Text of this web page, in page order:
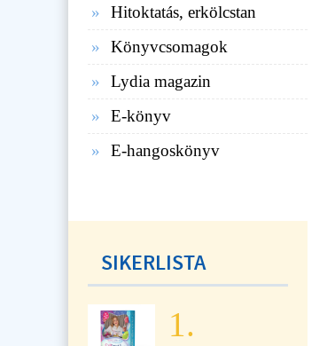
Hitoktatás, erkölcstan
Könyvcsomagok
Lydia magazin
E-könyv
E-hangoskönyv
SIKERLISTA
1.